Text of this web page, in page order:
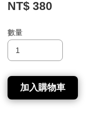
NT$ 380
數量
加入購物車